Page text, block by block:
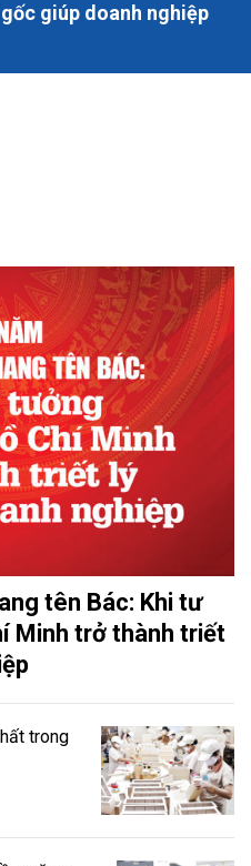
giúp doanh nghiệp
tên Bác: Khi tư
Minh trở thành triết
trong